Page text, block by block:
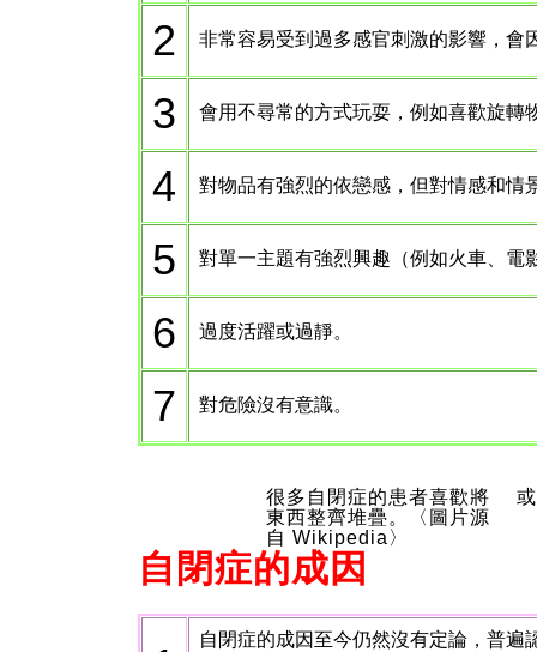
2 非常容易受到過多感官刺激的影響，會
3 會用不尋常的方式玩耍，例如喜歡旋轉
4 對物品有強烈的依戀感，但對情感和情
5 對單一主題有強烈興趣（例如火車、電
6 過度活躍或過靜。
7 對危險沒有意識。
很多自閉症的患者喜歡將
東西整齊堆疊。〈圖片源
自 Wikipedia〉
自閉症的成因
自閉症的成因至今仍然沒有定論，普